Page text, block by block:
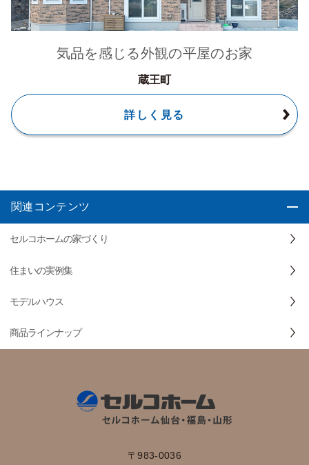
気品を感じる外観の平屋のお家
蔵王町
詳しく見る
関連コンテンツ
セルコホームの家づくり
住まいの実例集
モデルハウス
商品ラインナップ
〒983-0036